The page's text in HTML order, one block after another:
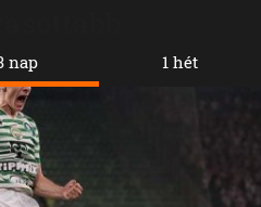
nap 1 hét